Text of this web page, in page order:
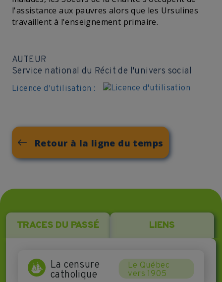
l'assistance aux pauvres alors que les Ursulines
travaillent à l'enseignement primaire.
AUTEUR
Service national du Récit de l'univers social
Licence d'utilisation :
Retour à la ligne du temps
TRACES DU PASSÉ LIENS
La censure
catholique
Le Québec
vers 1905